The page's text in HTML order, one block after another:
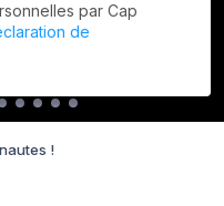
!
par Cap
de